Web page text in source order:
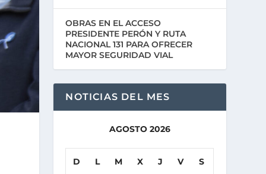
OBRAS EN EL ACCESO
PRESIDENTE PERÓN Y RUTA
NACIONAL 131 PARA OFRECER
MAYOR SEGURIDAD VIAL
NOTICIAS DEL MES
AGOSTO 2026
D L M X J V S